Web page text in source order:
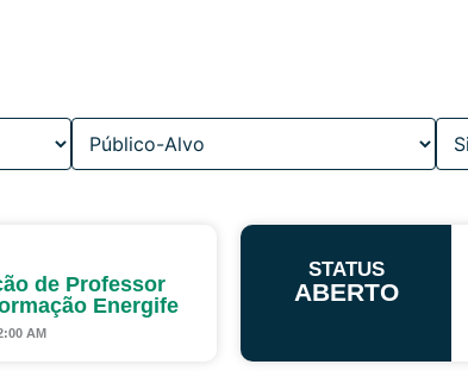
de Professor
Energife
AM
STATUS
ABERTO